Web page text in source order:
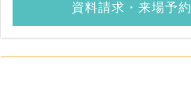
資料請求・来場予約